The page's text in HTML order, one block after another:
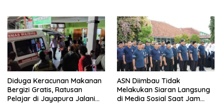
Diduga Keracunan Makanan
Bergizi Gratis, Ratusan
Pelajar di Jayapura Jalani
ASN Diimbau Tidak
Melakukan Siaran Langsung
di Media Sosial Saat Jam